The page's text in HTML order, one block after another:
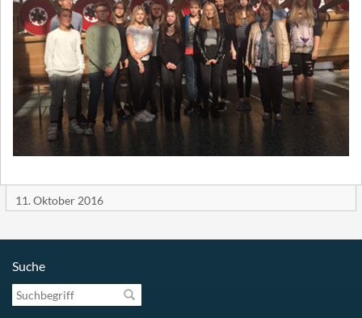
11. Oktober 2016
Suche
Suchbegriff